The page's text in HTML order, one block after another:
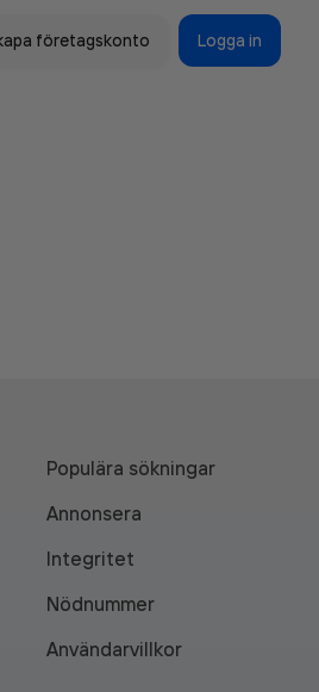
företagskonto Logga in
Populära sökningar
Annonsera
Integritet
Nödnummer
Användarvillkor